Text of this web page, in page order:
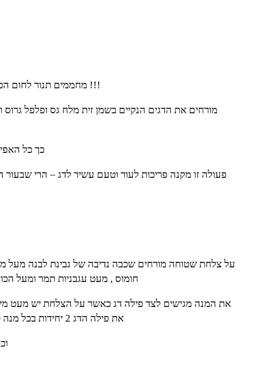
מחממים תנור לחום הכי גבוהה על פעולת גריל עליון !!!
מורחים את הדגים הנקיים בשמן זית מלח גס ופלפל
כך כל
פעולה זו מקנה פריכות לעור וטעם עשיר לדג – הרי
על צלחת שטוחה מורחים שכבה נדיבה של גבינת לבנה מעל
חומוס , מעט עגבניות תמר ומעל
את המנה מגישים לצד פילה דג כאשר על הצלחת יש מעט מיץ
את פילה הדג 2 יחידות בכל מנה כאשר העור מוגש כלפי מעלה